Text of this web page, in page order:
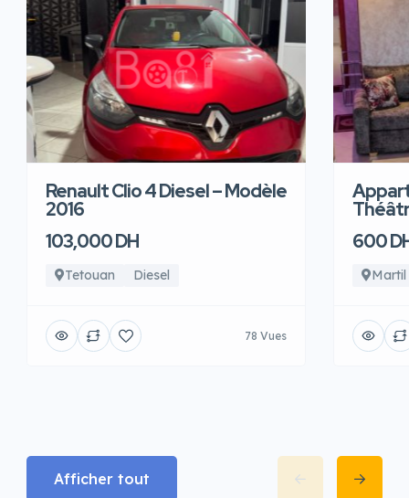
Renault Clio 4 Diesel – Modèle
2016
103,000 DH
Tetouan Diesel
78 Vues
600
Martil
Afficher tout